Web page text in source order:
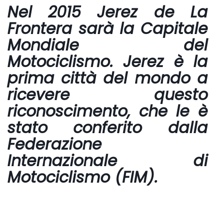
Nel 2015 Jerez de La
Frontera sarà la Capitale
Mondiale del
Motociclismo. Jerez è la
prima città del mondo a
ricevere questo
riconoscimento, che le è
stato conferito dalla
Federazione
Internazionale di
Motociclismo (FIM).